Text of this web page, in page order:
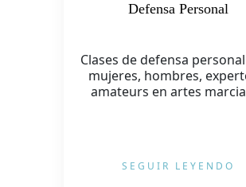
Defensa Personal
Clases de defensa
mujeres, hombres,
amateurs en artes
SEGUIR LEYENDO